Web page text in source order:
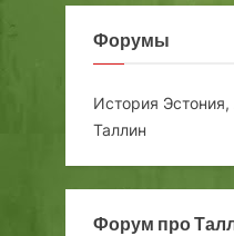
Форумы
История
Таллин
Форум про